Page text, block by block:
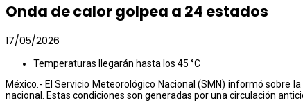
Onda de calor golpea a 24 estados
17/05/2026
Temperaturas llegarán hasta los 45 °C
México.- El Servicio Meteorológico Nacional (SMN) informó sobre
nacional. Estas condiciones son generadas por una circulación